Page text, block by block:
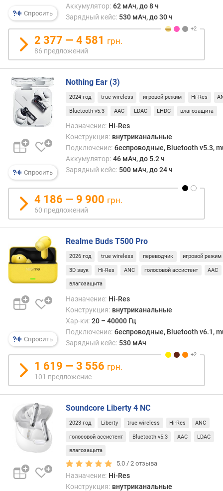
в
и
(
т
и
п
к
а
б
е
я
з
в
у
к
а
д
е
р
ж
к
в
у
к
а
(
м
)
м
о
щ
о
с
Спросить
Аккумулятор: 62 мАч, до 8 ч
Зарядный кейс: 530 мАч, до 30 ч
2 377 — 4 581 грн.
86 предложений
Спросить
Nothing Ear (3)
2024 год true wireless игровой режим Hi-Res
Bluetooth v5.3 AAC LDAC LHDC влагозащита
Назначение: Hi-Res
Конструкция: внутриканальные
Подключение: беспроводные, Bluetooth v5.3,
Аккумулятор: 46 мАч, до 5.2 ч
Зарядный кейс: 500 мАч, до 24 ч
4 186 — 9 900 грн.
60 предложений
Спросить
Realme Buds T500 Pro
2026 год true wireless переводчик игровой режим
3D звук Hi-Res ANC голосовой ассистент AAC
влагозащита
Назначение: Hi-Res
Конструкция: внутриканальные
Хар-ки: 20 – 40000 Гц
Подключение: беспроводные, Bluetooth v6.1,
Зарядный кейс: 530 мАч
1 619 — 3 556 грн.
101 предложение
Soundcore Liberty 4 NC
2023 год Liberty true wireless Hi-Res ANC
голосовой ассистент Bluetooth v5.3 AAC LDAC
влагозащита
5.0 /2 отзыва
Назначение: Hi-Res
Конструкция: внутриканальные